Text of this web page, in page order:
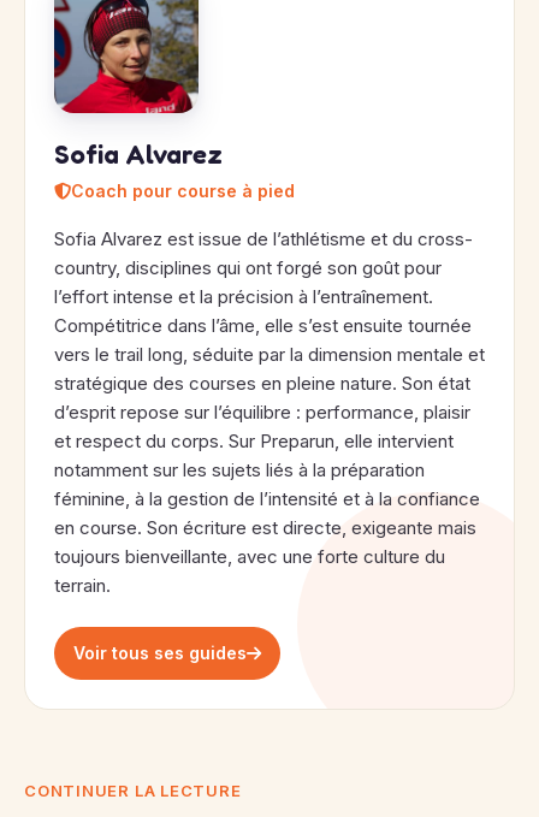
Sofia Alvarez
Coach pour course à pied
Sofia Alvarez est issue de l’athlétisme et du cross-
country, disciplines qui ont forgé son goût pour
l’effort intense et la précision à l’entraînement.
Compétitrice dans l’âme, elle s’est ensuite tournée
vers le trail long, séduite par la dimension mentale et
stratégique des courses en pleine nature. Son état
d’esprit repose sur l’équilibre : performance, plaisir
et respect du corps. Sur Preparun, elle intervient
notamment sur les sujets liés à la préparation
féminine, à la gestion de l’intensité et à la confiance
en course. Son écriture est directe, exigeante mais
toujours bienveillante, avec une forte culture du
terrain.
Voir tous ses guides
CONTINUER LA LECTURE